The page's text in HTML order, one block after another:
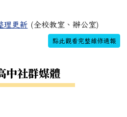
理更新 (全校教室、辦公室)
點此觀看完整維修通報
中社群媒體